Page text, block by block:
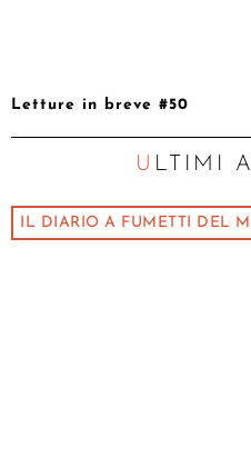
Letture in breve #50
ULTIMI
IL DIARIO A FUMETTI DEL